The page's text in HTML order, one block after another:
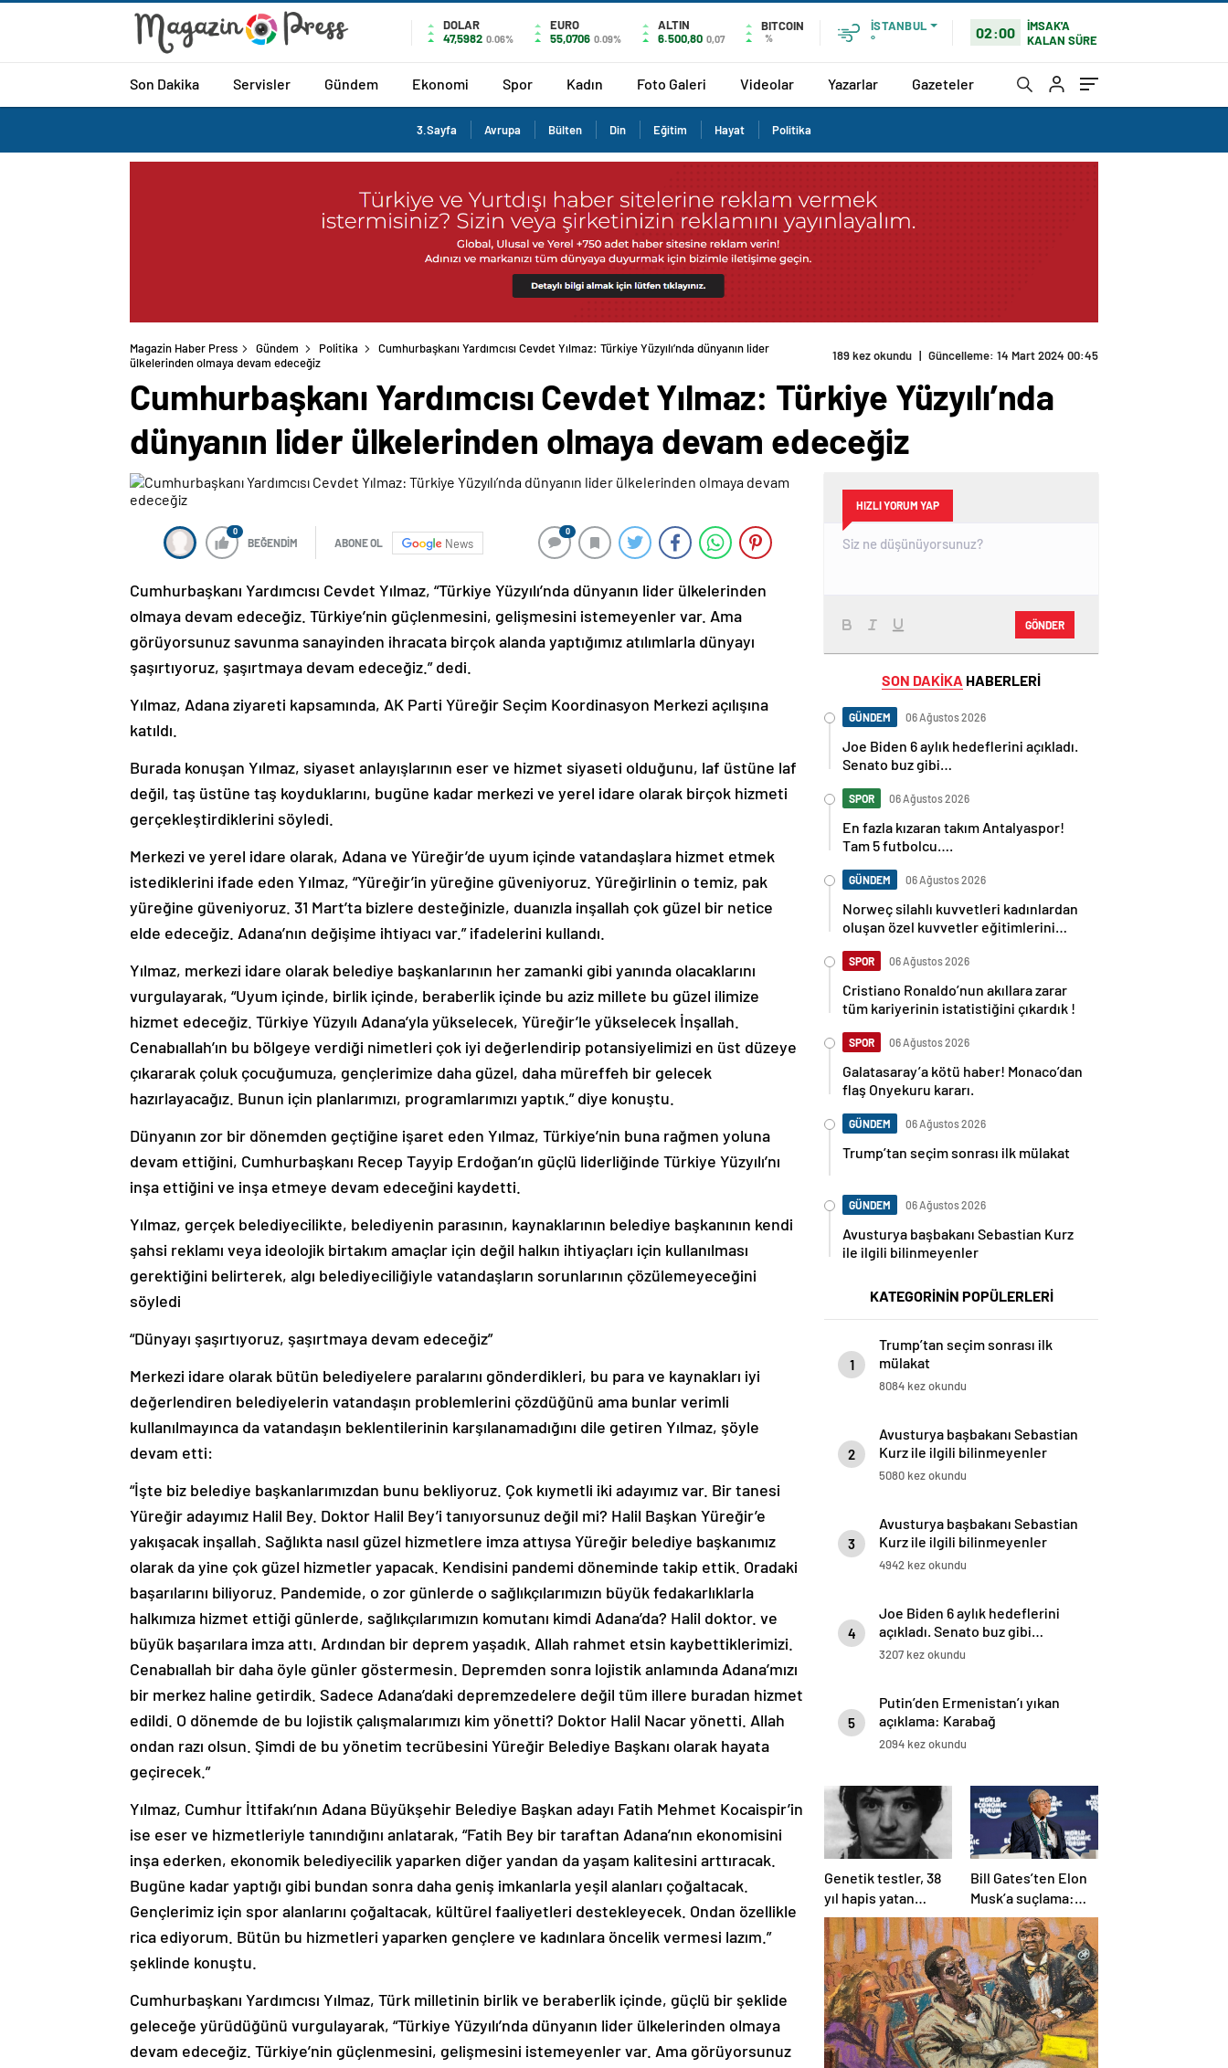
DOLAR
47,5982 0.06%
EURO
55,0706 0.09%
ALTIN
6.500,80 0,07
BITCOIN
%
İSTANBUL
°
02:00
İMSAK'A
KALAN SÜRE
Son Dakika Servisler Gündem Ekonomi Spor Kadın Foto Galeri Videolar Yazarlar Gazeteler
3.Sayfa Avrupa Bülten Din Eğitim Hayat Politika
Magazin Haber Press Gündem Politika
Cumhurbaşkanı Yardımcısı Cevdet Yılmaz: Türkiye Yüzyılı’nda dünyanın lider
ülkelerinden olmaya devam edeceğiz
189 kez okundu | Güncelleme: 14 Mart 2024 00:45
Cumhurbaşkanı Yardımcısı Cevdet Yılmaz: Türkiye Yüzyılı’nda
dünyanın lider ülkelerinden olmaya devam edeceğiz
0
BEĞENDİM ABONE OL News
0
Cumhurbaşkanı Yardımcısı Cevdet Yılmaz, “Türkiye Yüzyılı’nda dünyanın lider ülkelerinden
olmaya devam edeceğiz. Türkiye’nin güçlenmesini, gelişmesini istemeyenler var. Ama
görüyorsunuz savunma sanayinden ihracata birçok alanda yaptığımız atılımlarla dünyayı
şaşırtıyoruz, şaşırtmaya devam edeceğiz.” dedi.
Yılmaz, Adana ziyareti kapsamında, AK Parti Yüreğir Seçim Koordinasyon Merkezi açılışına
katıldı.
Burada konuşan Yılmaz, siyaset anlayışlarının eser ve hizmet siyaseti olduğunu, laf üstüne laf
değil, taş üstüne taş koyduklarını, bugüne kadar merkezi ve yerel idare olarak birçok hizmeti
gerçekleştirdiklerini söyledi.
Merkezi ve yerel idare olarak, Adana ve Yüreğir’de uyum içinde vatandaşlara hizmet etmek
istediklerini ifade eden Yılmaz, “Yüreğir’in yüreğine güveniyoruz. Yüreğirlinin o temiz, pak
yüreğine güveniyoruz. 31 Mart’ta bizlere desteğinizle, duanızla inşallah çok güzel bir netice
elde edeceğiz. Adana’nın değişime ihtiyacı var.” ifadelerini kullandı.
Yılmaz, merkezi idare olarak belediye başkanlarının her zamanki gibi yanında olacaklarını
vurgulayarak, “Uyum içinde, birlik içinde, beraberlik içinde bu aziz millete bu güzel ilimize
hizmet edeceğiz. Türkiye Yüzyılı Adana’yla yükselecek, Yüreğir’le yükselecek İnşallah.
Cenabıallah’ın bu bölgeye verdiği nimetleri çok iyi değerlendirip potansiyelimizi en üst düzeye
çıkararak çoluk çocuğumuza, gençlerimize daha güzel, daha müreffeh bir gelecek
hazırlayacağız. Bunun için planlarımızı, programlarımızı yaptık.” diye konuştu.
Dünyanın zor bir dönemden geçtiğine işaret eden Yılmaz, Türkiye’nin buna rağmen yoluna
devam ettiğini, Cumhurbaşkanı Recep Tayyip Erdoğan’ın güçlü liderliğinde Türkiye Yüzyılı’nı
inşa ettiğini ve inşa etmeye devam edeceğini kaydetti.
Yılmaz, gerçek belediyecilikte, belediyenin parasının, kaynaklarının belediye başkanının kendi
şahsi reklamı veya ideolojik birtakım amaçlar için değil halkın ihtiyaçları için kullanılması
gerektiğini belirterek, algı belediyeciliğiyle vatandaşların sorunlarının çözülemeyeceğini
söyledi
“Dünyayı şaşırtıyoruz, şaşırtmaya devam edeceğiz”
Merkezi idare olarak bütün belediyelere paralarını gönderdikleri, bu para ve kaynakları iyi
değerlendiren belediyelerin vatandaşın problemlerini çözdüğünü ama bunlar verimli
kullanılmayınca da vatandaşın beklentilerinin karşılanamadığını dile getiren Yılmaz, şöyle
devam etti:
“İşte biz belediye başkanlarımızdan bunu bekliyoruz. Çok kıymetli iki adayımız var. Bir tanesi
Yüreğir adayımız Halil Bey. Doktor Halil Bey’i tanıyorsunuz değil mi? Halil Başkan Yüreğir’e
yakışacak inşallah. Sağlıkta nasıl güzel hizmetlere imza attıysa Yüreğir belediye başkanımız
olarak da yine çok güzel hizmetler yapacak. Kendisini pandemi döneminde takip ettik. Oradaki
başarılarını biliyoruz. Pandemide, o zor günlerde o sağlıkçılarımızın büyük fedakarlıklarla
halkımıza hizmet ettiği günlerde, sağlıkçılarımızın komutanı kimdi Adana’da? Halil doktor. ve
büyük başarılara imza attı. Ardından bir deprem yaşadık. Allah rahmet etsin kaybettiklerimizi.
Cenabıallah bir daha öyle günler göstermesin. Depremden sonra lojistik anlamında Adana’mızı
bir merkez haline getirdik. Sadece Adana’daki depremzedelere değil tüm illere buradan hizmet
edildi. O dönemde de bu lojistik çalışmalarımızı kim yönetti? Doktor Halil Nacar yönetti. Allah
ondan razı olsun. Şimdi de bu yönetim tecrübesini Yüreğir Belediye Başkanı olarak hayata
geçirecek.”
Yılmaz, Cumhur İttifakı’nın Adana Büyükşehir Belediye Başkan adayı Fatih Mehmet Kocaispir’in
ise eser ve hizmetleriyle tanındığını anlatarak, “Fatih Bey bir taraftan Adana’nın ekonomisini
inşa ederken, ekonomik belediyecilik yaparken diğer yandan da yaşam kalitesini arttıracak.
Bugüne kadar yaptığı gibi bundan sonra daha geniş imkanlarla yeşil alanları çoğaltacak.
Gençlerimiz için spor alanlarını çoğaltacak, kültürel faaliyetleri destekleyecek. Ondan özellikle
rica ediyorum. Bütün bu hizmetleri yaparken gençlere ve kadınlara öncelik vermesi lazım.”
şeklinde konuştu.
Cumhurbaşkanı Yardımcısı Yılmaz, Türk milletinin birlik ve beraberlik içinde, güçlü bir şeklide
geleceğe yürüdüğünü vurgulayarak, “Türkiye Yüzyılı’nda dünyanın lider ülkelerinden olmaya
devam edeceğiz. Türkiye’nin güçlenmesini, gelişmesini istemeyenler var. Ama görüyorsunuz
HIZLI YORUM YAP
GÖNDER
SON DAKİKA HABERLERİ
GÜNDEM 06 Ağustos 2026
Joe Biden 6 aylık hedeflerini açıkladı.
Senato buz gibi…
SPOR 06 Ağustos 2026
En fazla kızaran takım Antalyaspor!
Tam 5 futbolcu….
GÜNDEM 06 Ağustos 2026
Norweç silahlı kuvvetleri kadınlardan
oluşan özel kuvvetler eğitimlerini
SPOR 06 Ağustos 2026
Cristiano Ronaldo’nun akıllara zarar
tüm kariyerinin istatistiğini çıkardık !
SPOR 06 Ağustos 2026
Galatasaray’a kötü haber! Monaco’dan
flaş Onyekuru kararı.
GÜNDEM 06 Ağustos 2026
Trump’tan seçim sonrası ilk mülakat
GÜNDEM 06 Ağustos 2026
Avusturya başbakanı Sebastian Kurz
ile ilgili bilinmeyenler
KATEGORİNİN POPÜLERLERİ
1
Trump’tan seçim sonrası ilk
mülakat
8084 kez okundu
2
Avusturya başbakanı Sebastian
Kurz ile ilgili bilinmeyenler
5080 kez okundu
3
Avusturya başbakanı Sebastian
Kurz ile ilgili bilinmeyenler
4942 kez okundu
4
Joe Biden 6 aylık hedeflerini
açıkladı. Senato buz gibi…
3207 kez okundu
5
Putin’den Ermenistan’ı yıkan
açıklama: Karabağ
Azerbaycan’ın ayrılmaz bir
2094 kez okundu
Genetik testler, 38
yıl hapis yatan
adamın suçsuz
olduğunu ortaya
çıkardı
Bill Gates’ten Elon
Musk’a suçlama:
“Fakir çocukları
öldürdü”